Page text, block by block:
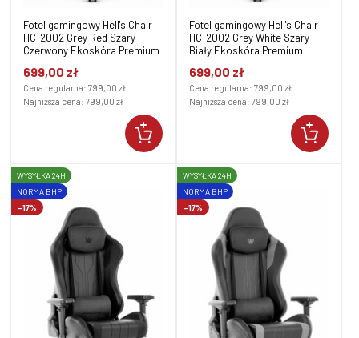
Fotel gamingowy Hell's Chair
HC-2002 Grey Red Szary
Czerwony Ekoskóra Premium
699,00 zł
Cena regularna: 799,00 zł
Najniższa cena: 799,00 zł
Fotel gamingowy Hell's Chair
HC-2002 Grey White Szary
Biały Ekoskóra Premium
699,00 zł
Cena regularna: 799,00 zł
Najniższa cena: 799,00 zł
-17%
WYSYŁKA 24H
NORMA BHP
-17%
WYSYŁKA 24H
NORMA BHP